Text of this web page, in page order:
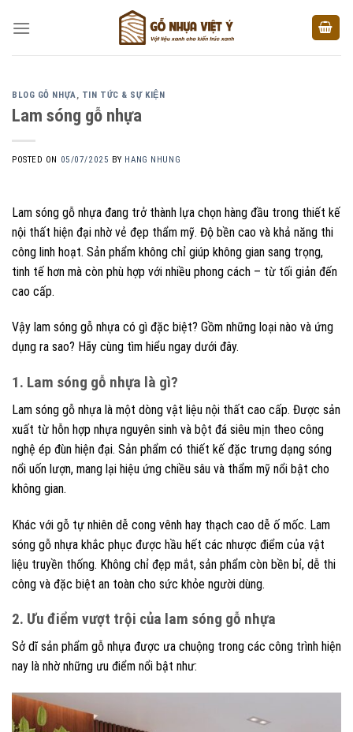
BLOG GỖ NHỰA, TIN TỨC & SỰ KIỆN
Lam sóng gỗ nhựa
POSTED ON 05/07/2025 BY HANG NHUNG
Lam sóng gỗ nhựa đang trở thành lựa chọn hàng đầu trong thiết kế
nội thất hiện đại nhờ vẻ đẹp thẩm mỹ. Độ bền cao và khả năng thi
công linh hoạt. Sản phẩm không chỉ giúp không gian sang trọng,
tinh tế hơn mà còn phù hợp với nhiều phong cách – từ tối giản đến
cao cấp.
Vậy lam sóng gỗ nhựa có gì đặc biệt? Gồm những loại nào và ứng
dụng ra sao? Hãy cùng tìm hiểu ngay dưới đây.
1. Lam sóng gỗ nhựa là gì?
Lam sóng gỗ nhựa là một dòng vật liệu nội thất cao cấp. Được sản
xuất từ hỗn hợp nhựa nguyên sinh và bột đá siêu mịn theo công
nghệ ép đùn hiện đại. Sản phẩm có thiết kế đặc trưng dạng sóng
nổi uốn lượn, mang lại hiệu ứng chiều sâu và thẩm mỹ nổi bật cho
không gian.
Khác với gỗ tự nhiên dễ cong vênh hay thạch cao dễ ố mốc. Lam
sóng gỗ nhựa khắc phục được hầu hết các nhược điểm của vật
liệu truyền thống. Không chỉ đẹp mắt, sản phẩm còn bền bỉ, dễ thi
công và đặc biệt an toàn cho sức khỏe người dùng.
2. Ưu điểm vượt trội của lam sóng gỗ nhựa
Sở dĩ sản phẩm gỗ nhựa được ưa chuộng trong các công trình hiện
nay là nhờ những ưu điểm nổi bật như: